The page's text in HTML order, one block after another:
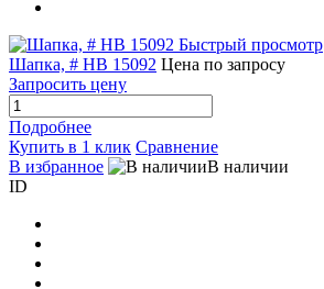
Быстрый просмотр
Шапка, # HB 15092 Цена по запросу
Запросить цену
Подробнее
Купить в 1 клик Сравнение
В избранное
В наличии
ID